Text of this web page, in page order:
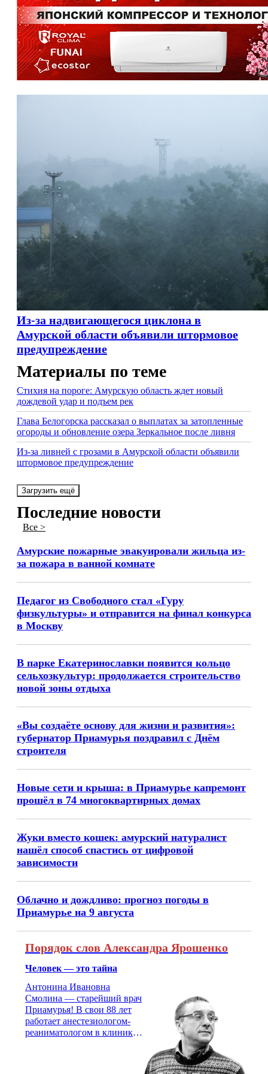
Из-за надвигающегося циклона в
Амурской области объявили штормовое
предупреждение
Материалы по теме
Стихия на пороге: Амурскую область ждет новый
дождевой удар и подъем рек
Глава Белогорска рассказал о выплатах за затопленные
огороды и обновление озера Зеркальное после ливня
Из-за ливней с грозами в Амурской области объявили
штормовое предупреждение
Загрузить ещё
Последние новости
Все >
Амурские пожарные эвакуировали жильца из-
за пожара в ванной комнате
Педагог из Свободного стал «Гуру
физкультуры» и отправится на финал конкурса
в Москву
В парке Екатеринославки появится кольцо
сельхозкультур: продолжается строительство
новой зоны отдыха
«Вы создаёте основу для жизни и развития»:
губернатор Приамурья поздравил с Днём
строителя
Новые сети и крыша: в Приамурье капремонт
прошёл в 74 многоквартирных домах
Жуки вместо кошек: амурский натуралист
нашёл способ спастись от цифровой
зависимости
Облачно и дождливо: прогноз погоды в
Приамурье на 9 августа
Порядок слов Александра Ярошенко
Человек — это тайна
Антонина Ивановна
Смолина — старейший врач
Приамурья! В свои 88 лет
работает анестезиологом-
реаниматологом в клинике